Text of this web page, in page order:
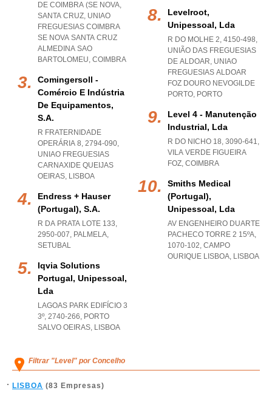
DE COIMBRA (SE NOVA,
SANTA CRUZ, UNIAO
FREGUESIAS COIMBRA
SE NOVA SANTA CRUZ
ALMEDINA SAO
BARTOLOMEU, COIMBRA
Comingersoll -
Comércio E Indústria
De Equipamentos,
S.a.
R FRATERNIDADE
OPERÁRIA 8, 2794-090,
UNIAO FREGUESIAS
CARNAXIDE QUEIJAS
OEIRAS, LISBOA
Endress + Hauser
(portugal), S.a.
R DA PRATA LOTE 133,
2950-007, PALMELA,
SETUBAL
Iqvia Solutions
Portugal, Unipessoal,
Lda
LAGOAS PARK EDIFÍCIO 3
3º, 2740-266, PORTO
SALVO OEIRAS, LISBOA
Levelroot,
Unipessoal, Lda
R DO MOLHE 2, 4150-498,
UNIÃO DAS FREGUESIAS
DE ALDOAR, UNIAO
FREGUESIAS ALDOAR
FOZ DOURO NEVOGILDE
PORTO, PORTO
Level 4 - Manutenção
Industrial, Lda
R DO NICHO 18, 3090-641,
VILA VERDE FIGUEIRA
FOZ, COIMBRA
Smiths Medical
(portugal),
Unipessoal, Lda
AV ENGENHEIRO DUARTE
PACHECO TORRE 2 15ºA,
1070-102, CAMPO
OURIQUE LISBOA, LISBOA
Filtrar "Level" por Concelho
LISBOA (83 Empresas)